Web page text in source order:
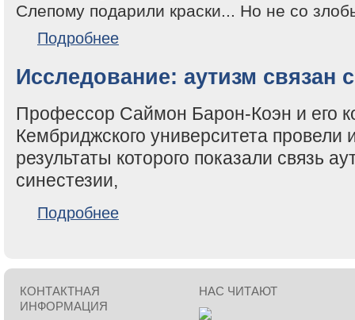
Слепому подарили краски... Но не со
Подробнее
Исследование: аутизм связан
Профессор Саймон Барон-Коэн и его
Кембриджского университета провели
результаты которого показали связь
синестезии,
Подробнее
КОНТАКТНАЯ
ИНФОРМАЦИЯ
НАС ЧИТАЮТ